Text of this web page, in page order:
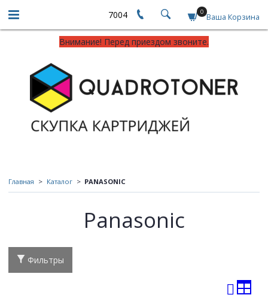
7004 0 Ваша Корзина
Внимание! Перед приездом звоните.
Главная Каталог PANASONIC
Panasonic
Фильтры